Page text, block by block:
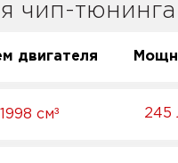
чип-тюнинга
двигателя
1998 см³ 245